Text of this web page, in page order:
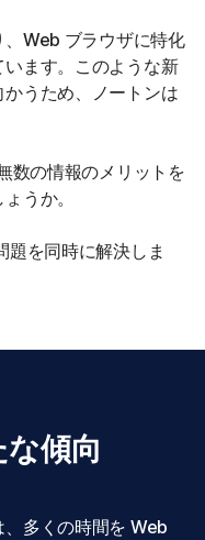
Web ブラウザに特化
ます。このような新
うため、ノートンは
数の情報のメリットを
うか。
題を同時に解決しま
傾向
多くの時間を Web